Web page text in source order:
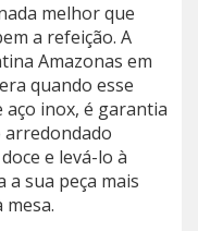
melhor que
a refeição. A
Amazonas em
quando esse
inox, é garantia
arredondado
e levá-lo à
a sua peça mais